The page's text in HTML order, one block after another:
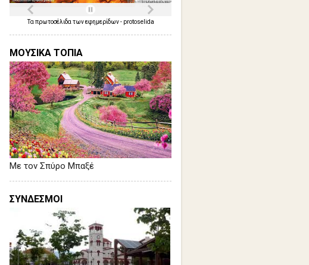
Τα πρωτοσέλιδα τωνεφημερίδων- protoselida
ΜΟΥΣΙΚΑ ΤΟΠΙΑ
Με τον Σπύρο Μπαξέ
ΣΥΝΔΕΣΜΟΙ